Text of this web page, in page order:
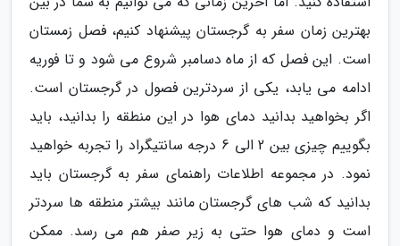
بهترین زمان سفر به گرجستان پیشنهاد کنیم، فصل زمستان
است. این فصل که از ماه دسامبر شروع می شود و تا فوریه
ادامه می یابد، یکی از سردترین فصول در گرجستان است.
اگر بخواهید بدانید دمای هوا در این منطقه را بدانید، باید
بگوییم چیزی بین 2 الی 6 درجه سانتیگراد را تجربه خواهید
نمود. در مجموعه اطلاعات راهنمای سفر به گرجستان باید
بدانید که شب های گرجستان مانند بیشتر منطقه ها سردتر
است و دمای هوا حتی به زیر صفر هم می رسد. ممکن